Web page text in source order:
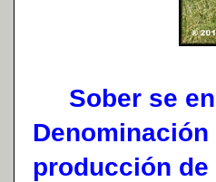
Sober se
producción de